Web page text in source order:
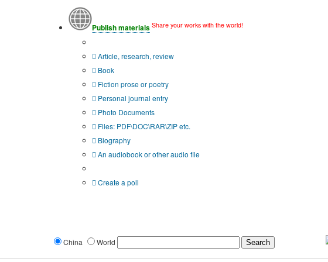
Publish materials Share your works with the world!
Article, research, review
Book
Fiction prose or poetry
Personal journal entry
Photo Documents
Files: PDF\DOC\RAR\ZIP etc.
Biography
An audiobook or other audio file
Create a poll
China World